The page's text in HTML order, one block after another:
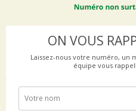
ON VOUS
Laissez-nous votre numéro, un
équipe vous